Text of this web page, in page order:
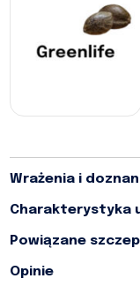
Wrażenia i
Charakterystyka
Powiązane
Opinie